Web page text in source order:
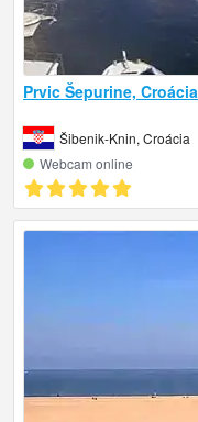
Prvic Šepurine, Croácia
Šibenik-Knin, Croácia
Webcam online